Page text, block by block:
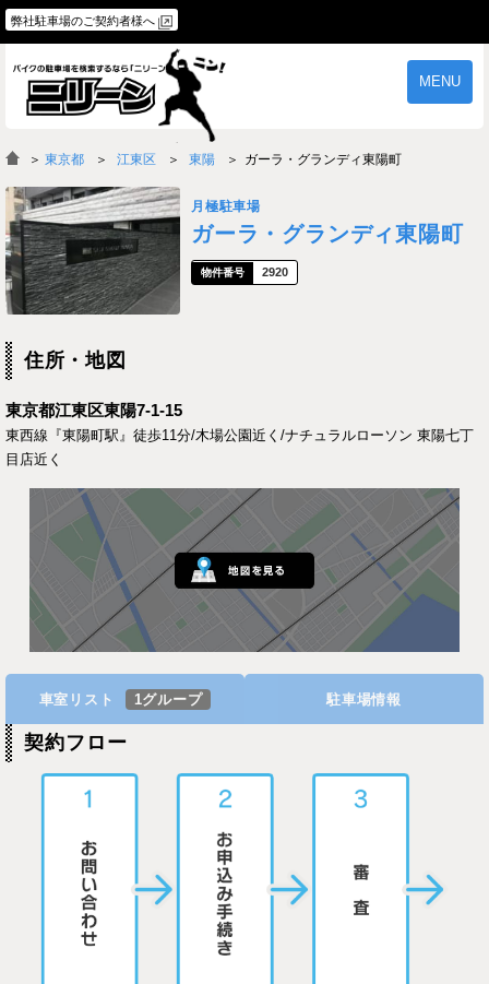
弊社駐車場のご契約者様へ
MENU
物件一覧 ご契約の流れ
よくあるご質問
＞ 東京都 江東区 東陽 ガーラ・グランディ東陽町
月極駐車場
ガーラ・グランディ東陽町
2920
住所・地図
東京都江東区東陽7-1-15
東西線『東陽町駅』徒歩11分/木場公園近く/ナチュラルローソン 東陽七丁
目店近く
車室リスト 1グループ 駐車場情報
契約フロー